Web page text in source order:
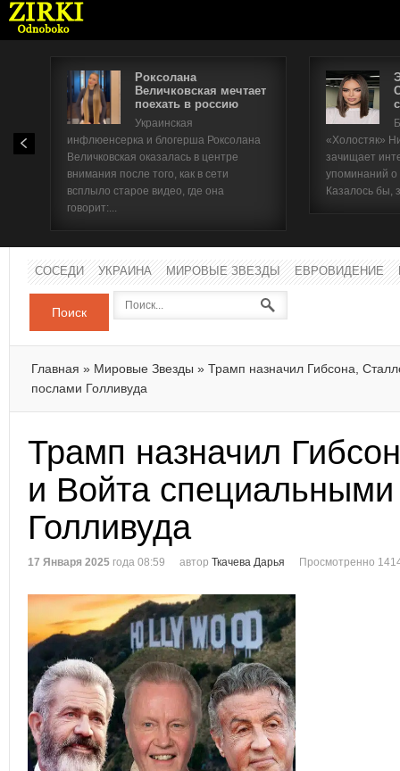
Роксолана
Величковская мечтает
поехать в россию
Украинская
инфлюенсерка и блогерша Роксолана
Величковская оказалась в центре
внимания после того, как в сети
всплыло старое видео, где она
говорит:...
«Холостяк»
зачищает
упоминаний
Казалось бы,
СОСЕДИ УКРАИНА МИРОВЫЕ ЗВЕЗДЫ ЕВРОВИДЕНИЕ
Поиск
Главная » Мировые Звезды » Трамп назначил Гибсона,
послами Голливуда
Трамп назначил
и Войта
Голливуда
17 Января 2025 года 08:59 автор Ткачева Дарья Просмотренно
Имя